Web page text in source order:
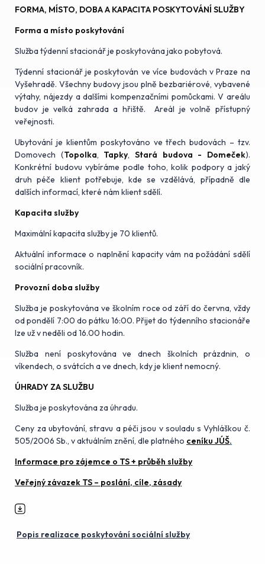
FORMA, MÍSTO, DOBA A KAPACITA POSKYTOVÁNÍ SLUŽBY
Forma a místo poskytování
Služba týdenní stacionář je poskytována jako pobytová.
Týdenní stacionář je poskytován ve více budovách v Praze na
Vyšehradě. Všechny budovy jsou plně bezbariérové, vybavené
výtahy, nájezdy a dalšími kompenzačními pomůckami. V areálu
budov je velká zahrada a hřiště. Areál je volně přístupný
veřejnosti.
Ubytování je klientům poskytováno ve třech budovách – tzv.
Domovech (Topolka, Tapky,Stará budova - Domeček).
Konkrétní budovu vybíráme podle toho, kolik podpory a jaký
druh péče klient potřebuje, kde se vzdělává, případně dle
dalších informací, které nám klient sdělí.
Kapacita služby
Maximální kapacita služby je 70 klientů.
Aktuální informace o naplnění kapacity vám na požádání sdělí
sociální pracovník.
Provozní doba služby
Služba je poskytována ve školním roce od září do června, vždy
od pondělí 7:00 do pátku 16:00. Přijet do týdenního stacionáře
lze už v neděli od 16.00 hodin.
Služba není poskytována ve dnech školních prázdnin, o
víkendech, o svátcích a ve dnech, kdy je klient nemocný.
ÚHRADY ZA SLUŽBU
Služba je poskytována za úhradu.
Ceny za ubytování, stravu a péči jsou v souladu s Vyhláškou č.
505/2006 Sb., v aktuálním znění, dle platného ceníku JÚŠ.
Informace pro zájemce o TS + průběh služby
Veřejný závazek TS – poslání, cíle, zásady
Popis realizace poskytování sociální služby